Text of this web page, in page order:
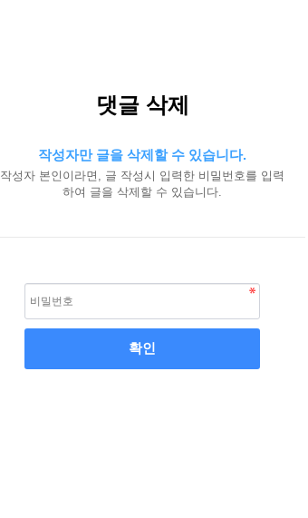
댓글 삭제
작성자만 글을 삭제할 수 있습니다.
작성자 본인이라면, 글 작성시 입력한 비밀번호를 입력
하여 글을 삭제할 수 있습니다.